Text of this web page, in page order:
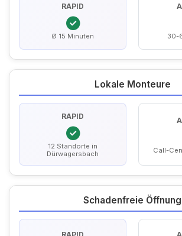
RAPID
Ø 15 Minuten 30-
Lokale Monteure
RAPID
12 Standorte in
Dürwagersbach
Call-
Schadenfreie Öffnung
RAPID